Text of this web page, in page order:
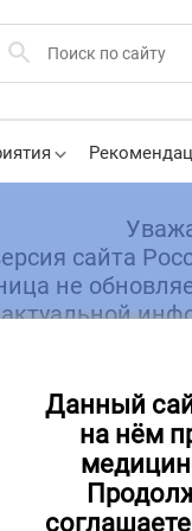
сайта
не
мероприятий
Данный
на нём